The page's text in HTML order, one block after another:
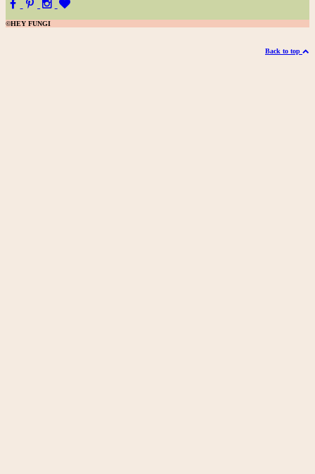
©HEY FUNGI
Back to top